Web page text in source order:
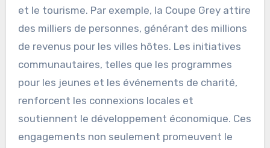
et le tourisme. Par exemple, la Coupe Grey attire
des milliers de personnes, générant des millions
de revenus pour les villes hôtes. Les initiatives
communautaires, telles que les programmes
pour les jeunes et les événements de charité,
renforcent les connexions locales et
soutiennent le développement économique. Ces
engagements non seulement promeuvent le